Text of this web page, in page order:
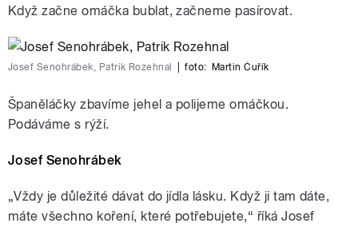
Když začne omáčka bublat, začneme pasírovat.
Josef Senohrábek, Patrik Rozehnal foto: Martin Čuřík
Španěláčky zbavíme jehel a polijeme omáčkou.
Podáváme s rýží.
Josef Senohrábek
„Vždy je důležité dávat do jídla lásku. Když ji tam dáte,
máte všechno koření, které potřebujete,“ říká Josef